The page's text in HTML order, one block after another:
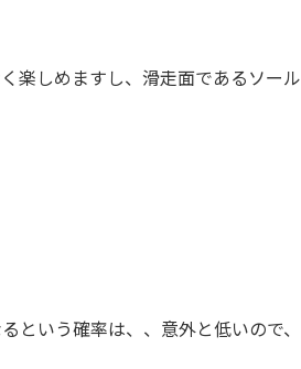
楽しめますし、滑走面であるソール
という確率は、、意外と低いので、